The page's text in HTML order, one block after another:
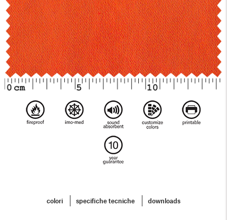
colori specifiche tecniche downloads